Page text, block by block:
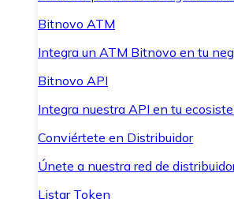
Bitnovo ATM
Integra un ATM Bitnovo en tu
Bitnovo API
Integra nuestra API en tu
Conviértete en Distribuidor
Únete a nuestra red de
Listar Token